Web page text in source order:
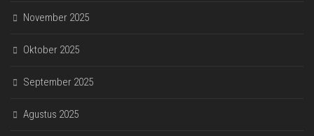
November 2025
Oktober 2025
September 2025
Agustus 2025